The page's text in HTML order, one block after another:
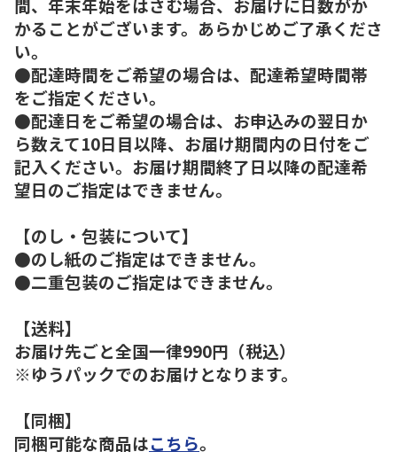
かることがございます。あらかじめご了承くださ
い。
●配達時間をご希望の場合は、配達希望時間帯
をご指定ください。
●配達日をご希望の場合は、お申込みの翌日か
ら数えて10日目以降、お届け期間内の日付をご
記入ください。お届け期間終了日以降の配達希
望日のご指定はできません。
【のし・包装について】
●のし紙のご指定はできません。
●二重包装のご指定はできません。
【送料】
お届け先ごと全国一律990円（税込）
※ゆうパックでのお届けとなります。
【同梱】
同梱可能な商品はこちら。